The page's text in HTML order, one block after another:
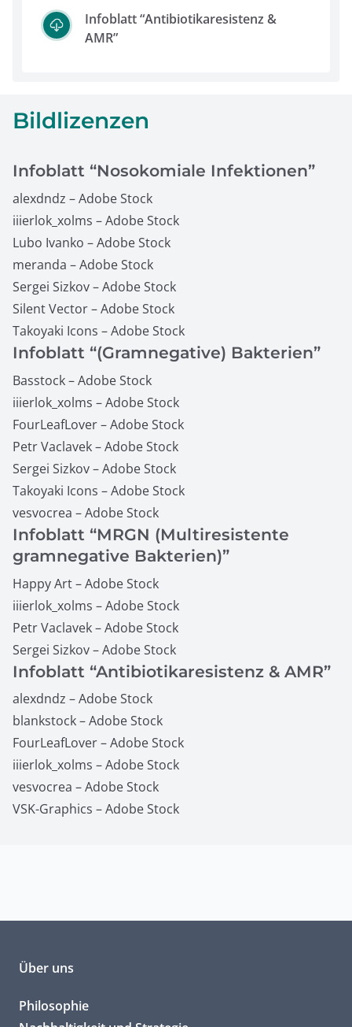
Infoblatt “Antibiotikaresistenz &
AMR”
Bildlizenzen
Infoblatt “Nosokomiale Infektionen”
alexdndz – Adobe Stock
iiierlok_xolms – Adobe Stock
Lubo Ivanko – Adobe Stock
meranda – Adobe Stock
Sergei Sizkov – Adobe Stock
Silent Vector – Adobe Stock
Takoyaki Icons – Adobe Stock
Infoblatt “(Gramnegative) Bakterien”
Basstock – Adobe Stock
iiierlok_xolms – Adobe Stock
FourLeafLover – Adobe Stock
Petr Vaclavek – Adobe Stock
Sergei Sizkov – Adobe Stock
Takoyaki Icons – Adobe Stock
vesvocrea – Adobe Stock
Infoblatt “MRGN (Multiresistente
gramnegative Bakterien)”
Happy Art – Adobe Stock
iiierlok_xolms – Adobe Stock
Petr Vaclavek – Adobe Stock
Sergei Sizkov – Adobe Stock
Infoblatt “Antibiotikaresistenz & AMR”
alexdndz – Adobe Stock
blankstock – Adobe Stock
FourLeafLover – Adobe Stock
iiierlok_xolms – Adobe Stock
vesvocrea – Adobe Stock
VSK-Graphics – Adobe Stock
Über uns
Philosophie